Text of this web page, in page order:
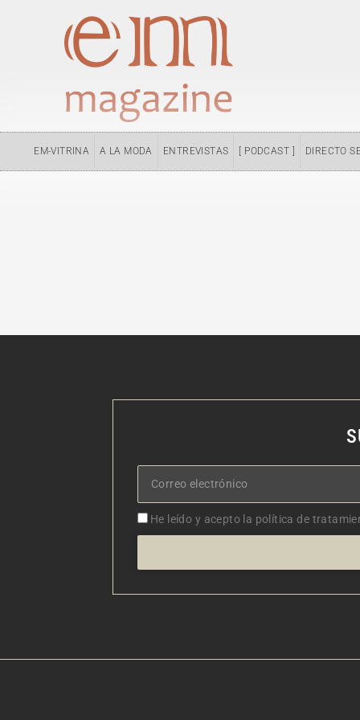
EM-VITRINA A LA MODA ENTREVISTAS [ PODCAST ] DIRECTO
Correo
electrónico
Aceptacion
He leído y acepto la política de